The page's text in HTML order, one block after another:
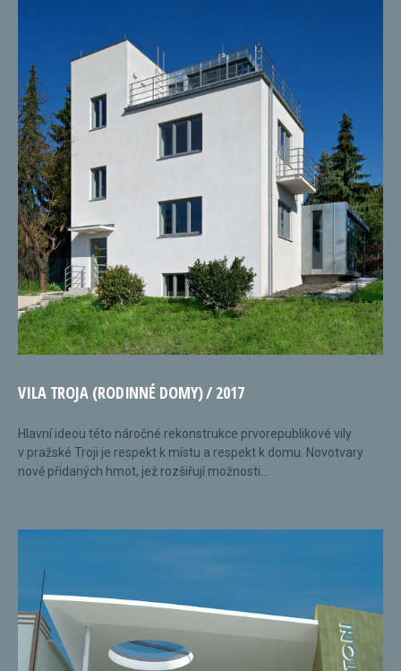
VILA TROJA (RODINNÉ DOMY) / 2017
Hlavní ideou této náročné rekonstrukce prvorepublikové vily
v pražské Troji je respekt k místu a respekt k domu. Novotvary
nově přidaných hmot, jež rozšiřují možnosti...